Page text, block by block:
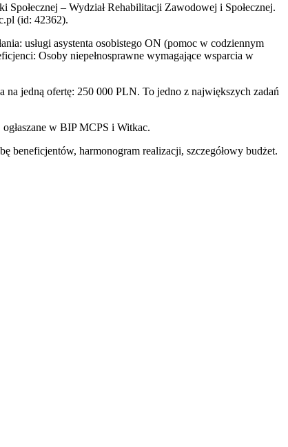
– Wydział Rehabilitacji Zawodowej i Społecznej.
(id: 42362).
usługi asystenta osobistego ON (pomoc w codziennym
Osoby niepełnosprawne wymagające wsparcia w
jedną ofertę: 250 000 PLN. To jedno z największych zadań
w BIP MCPS i Witkac.
beneficjentów, harmonogram realizacji, szczegółowy budżet.